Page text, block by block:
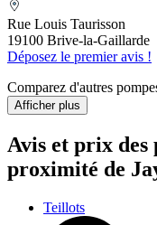
Rue Louis Taurisson
19100 Brive-la-Gaillarde
Déposez le premier avis !
Comparez d'autres
Afficher plus
Avis et prix des
proximité de
Teillots